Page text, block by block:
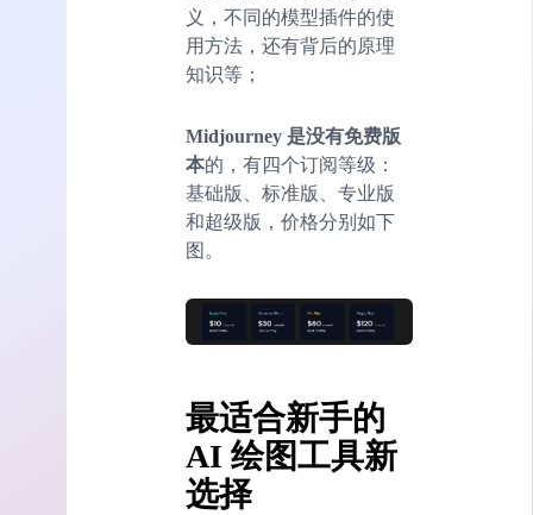
义，不同的模型插件的使
用方法，还有背后的原理
知识等；
Midjourney 是没有免费版
本的，有四个订阅等级：
基础版、标准版、专业版
和超级版，价格分别如下
图。
最适合新手的
AI 绘图工具新
选择